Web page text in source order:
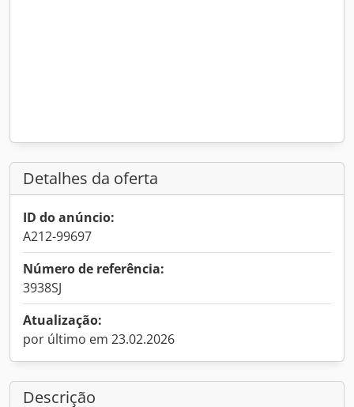
Detalhes da oferta
ID do anúncio:
A212-99697
Número de referência:
3938SJ
Atualização:
por último em 23.02.2026
Descrição